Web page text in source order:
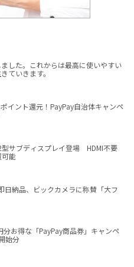
した。これからは最高に使いやすい
ていきます。
イント還元！PayPay自治体キャンペ
型サブディスプレイ登場 HDMI不要
能
日納品、ビックカメラに称賛「大フ
分お得な「PayPay商品券」キャンペ
始分